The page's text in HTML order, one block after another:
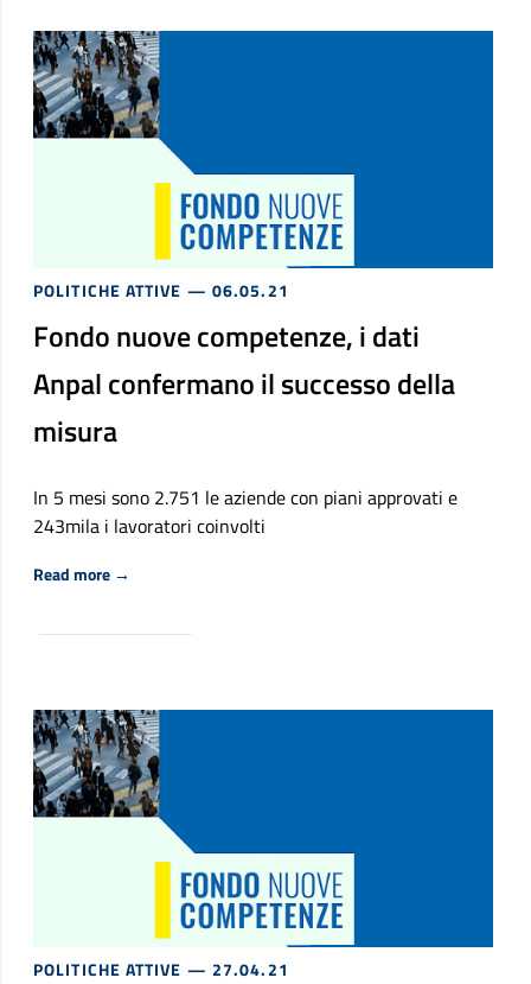
POLITICHE ATTIVE — 06.05.21
Fondo nuove competenze, i dati
Anpal confermano il successo della
misura
In 5 mesi sono 2.751 le aziende con piani approvati e
243mila i lavoratori coinvolti
Read more →
POLITICHE ATTIVE — 27.04.21